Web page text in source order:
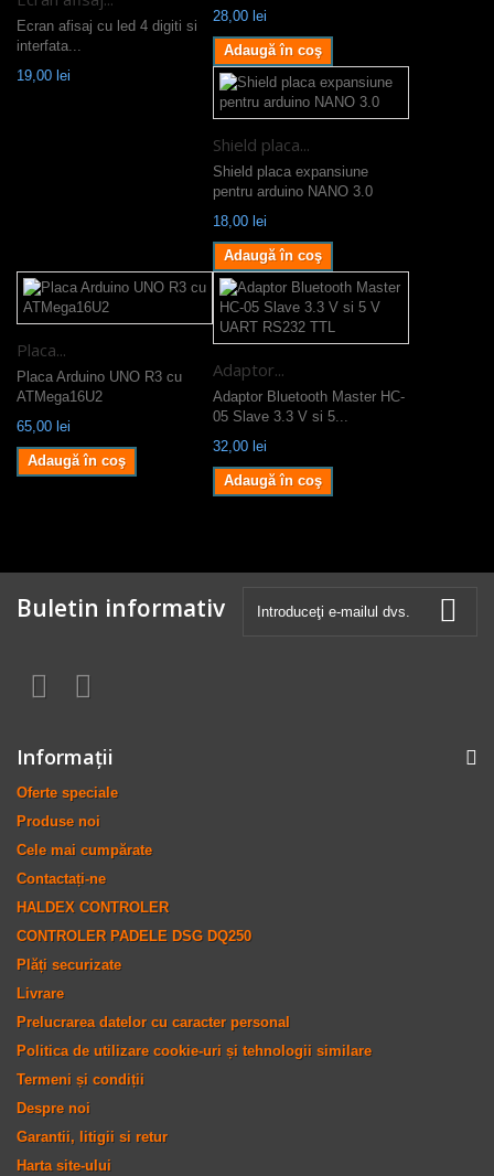
Ecran afisaj cu led 4 digiti si
interfata...
19,00 lei
28,00 lei
Adaugă în coş
Shield placa...
Shield placa expansiune
pentru arduino NANO 3.0
18,00 lei
Adaugă în coş
Placa...
Placa Arduino UNO R3 cu
ATMega16U2
65,00 lei
Adaugă în coş
Adaptor...
Adaptor Bluetooth Master HC-
05 Slave 3.3 V si 5...
32,00 lei
Adaugă în coş
Buletin informativ
Informaţii
Oferte speciale
Produse noi
Cele mai cumpărate
Contactați-ne
HALDEX CONTROLER
CONTROLER PADELE DSG DQ250
Plăți securizate
Livrare
Prelucrarea datelor cu caracter personal
Politica de utilizare cookie-uri și tehnologii similare
Termeni și condiții
Despre noi
Garantii, litigii si retur
Harta site-ului